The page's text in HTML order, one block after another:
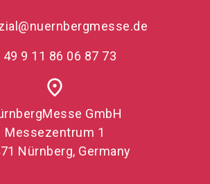
49 9 11 86 06 87 73
place
GmbH
Messezentrum 1
Nürnberg, Germany